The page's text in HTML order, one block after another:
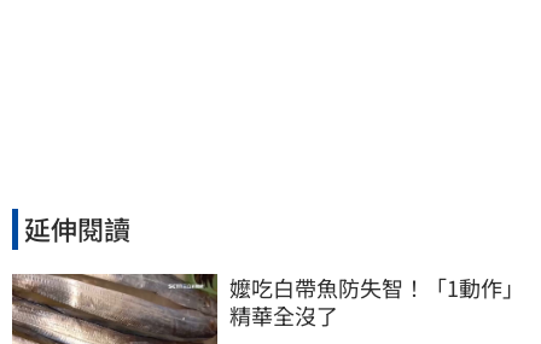
延伸閱讀
嬤吃白帶魚防失智！「1動作」
精華全沒了